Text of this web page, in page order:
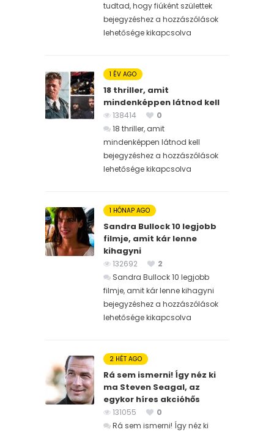
tudtad, hogy fiúként születtek
bejegyzéshez a hozzászólások
lehetősége kikapcsolva
1 ÉV AGO
18 thriller, amit
mindenképpen látnod kell
138414
0
18 thriller, amit
mindenképpen látnod kell
bejegyzéshez a hozzászólások
lehetősége kikapcsolva
1 HÓNAP AGO
Sandra Bullock 10 legjobb
filmje, amit kár lenne
kihagyni
132692
2
Sandra Bullock 10 legjobb
filmje, amit kár lenne kihagyni
bejegyzéshez a hozzászólások
lehetősége kikapcsolva
2 HÉT AGO
Rá sem ismerni! Így néz ki
ma Steven Seagal, az
egykor híres akcióhős
131055
0
Rá sem ismerni! Így néz ki